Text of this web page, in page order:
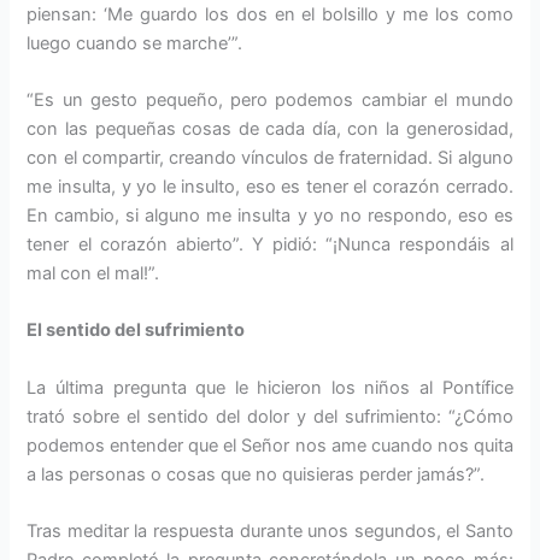
piensan: ‘Me guardo los dos en el bolsillo y me los como
luego cuando se marche’”.
“Es un gesto pequeño, pero podemos cambiar el mundo
con las pequeñas cosas de cada día, con la generosidad,
con el compartir, creando vínculos de fraternidad. Si alguno
me insulta, y yo le insulto, eso es tener el corazón cerrado.
En cambio, si alguno me insulta y yo no respondo, eso es
tener el corazón abierto”. Y pidió: “¡Nunca respondáis al
mal con el mal!”.
El sentido del sufrimiento
La última pregunta que le hicieron los niños al Pontífice
trató sobre el sentido del dolor y del sufrimiento: “¿Cómo
podemos entender que el Señor nos ame cuando nos quita
a las personas o cosas que no quisieras perder jamás?”.
Tras meditar la respuesta durante unos segundos, el Santo